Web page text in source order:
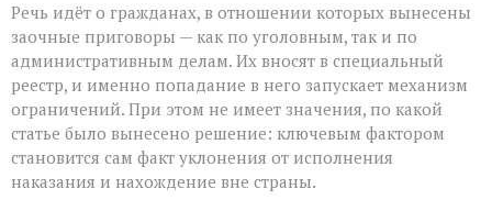
Речь идёт о гражданах, в отношении которых вынесены
заочные приговоры — как по уголовным, так и по
административным делам. Их вносят в специальный
реестр, и именно попадание в него запускает механизм
ограничений. При этом не имеет значения, по какой
статье было вынесено решение: ключевым фактором
становится сам факт уклонения от исполнения
наказания и нахождение вне страны.